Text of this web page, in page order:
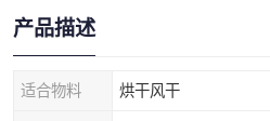
产品描述
适合物料 烘干风干